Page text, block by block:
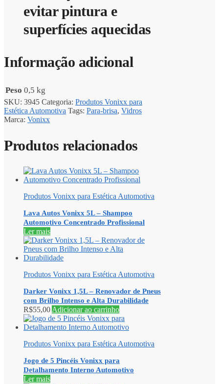
evitar pintura e
superfícies aquecidas
Informação adicional
Peso 0,5 kg
SKU: 3945 Categoria: Produtos Vonixx para
Estética Automotiva Tags: Para-brisa, Vidros
Marca: Vonixx
Produtos relacionados
Produtos Vonixx para Estética Automotiva
Lava Autos Vonixx 5L – Shampoo
Automotivo Concentrado Profissional
Ler mais
Produtos Vonixx para Estética Automotiva
Darker Vonixx 1,5L – Renovador de Pneus
com Brilho Intenso e Alta Durabilidade
R$55,00 Adicionar ao carrinho
Produtos Vonixx para Estética Automotiva
Jogo de 5 Pincéis Vonixx para
Detalhamento Interno Automotivo
Ler mais